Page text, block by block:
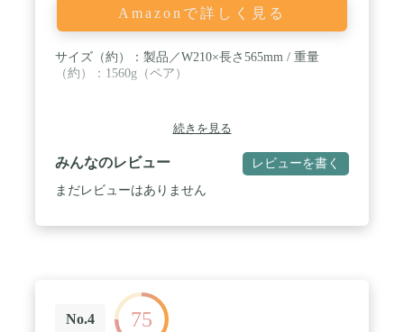
Amazonで詳しく見る
サイズ（約）：製品／W210×長さ565mm / 重量
（約）：1560g（ペア）
続きを見る
みんなのレビュー レビューを書く
まだレビューはありません
No.4 75